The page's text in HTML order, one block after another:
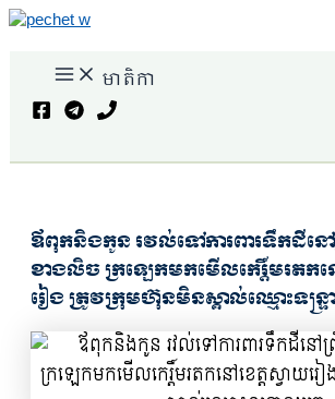
Skip
contentMain
Menu មាតិកា
ឪពុកនិងកូន រវល់ទៅការពារទឹកដីនៅ
ខាងលិច ក្រឡេកមកមើលកេរ្តិ៍មរតកន
រៀង ត្រូវក្រុមហ៊ុនមិនស្គាល់ឈ្មោះទន្ទ្